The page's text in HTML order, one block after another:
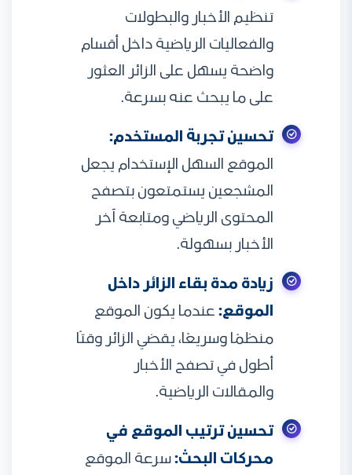
تنظيم الأخبار والبطولات
والفعاليات الرياضية داخل أقسام
واضحة يسهل على الزائر العثور
على ما يبحث عنه بسرعة.
تحسين تجربة المستخدم:
الموقع السهل الإستخدام يجعل
المشجعين يستمتعون بتصفح
المحتوى الرياضي ومتابعة آخر
الأخبار بسهولة.
زيادة مدة بقاء الزائر داخل
الموقع:عندما يكون الموقع
منظمًا وسريعًا، يقضي الزائر وقتًا
أطول في تصفح الأخبار
والمقالات الرياضية.
تحسين ترتيب الموقع في
محركات البحث:سرعة الموقع